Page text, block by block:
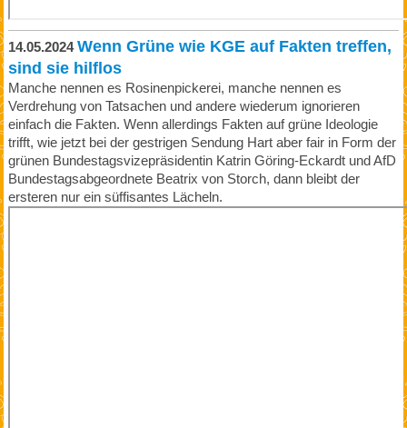
14.05.2024Wenn Grüne wie KGE auf Fakten treffen,
sind sie hilflos
Manche nennen es Rosinenpickerei, manche nennen es
Verdrehung von Tatsachen und andere wiederum ignorieren
einfach die Fakten. Wenn allerdings Fakten auf grüne Ideologie
trifft, wie jetzt bei der gestrigen Sendung Hart aber fair in Form der
grünen Bundestagsvizepräsidentin Katrin Göring-Eckardt und AfD
Bundestagsabgeordnete Beatrix von Storch, dann bleibt der
ersteren nur ein süffisantes Lächeln.